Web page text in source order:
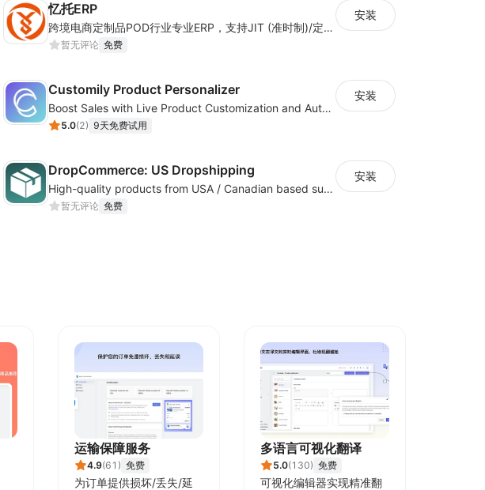
忆托ERP
跨境电商定制品POD行业专业ERP，支持JIT (准时制)/定制品POD等多种业务模式。
暂无评论 免费
安装
Customily Product Personalizer
Boost Sales with Live Product Customization and Automatic Fulfillment
5.0(2) 9天免费试用
安装
DropCommerce: US Dropshipping
High-quality products from USA / Canadian based suppliers
暂无评论 免费
安装
运输保障服务
4.9(61) 免费
为订单提供损坏/丢失/延
多语言可视化翻译
5.0(130) 免费
可视化编辑器实现精准翻